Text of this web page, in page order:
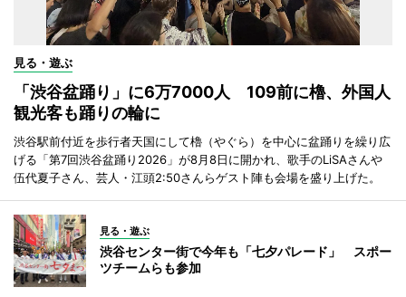
見る・遊ぶ
「渋谷盆踊り」に6万7000人 109前に櫓、外国人
観光客も踊りの輪に
渋谷駅前付近を歩行者天国にして櫓（やぐら）を中心に盆踊りを繰り広
げる「第7回渋谷盆踊り2026」が8月8日に開かれ、歌手のLiSAさんや
伍代夏子さん、芸人・江頭2:50さんらゲスト陣も会場を盛り上げた。
見る・遊ぶ
渋谷センター街で今年も「七夕パレード」 スポー
ツチームらも参加